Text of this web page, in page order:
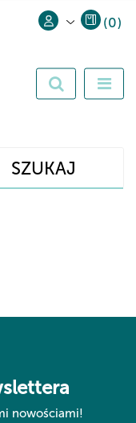
Zarejestruj się
(0)
SZUKAJ
nowościami!